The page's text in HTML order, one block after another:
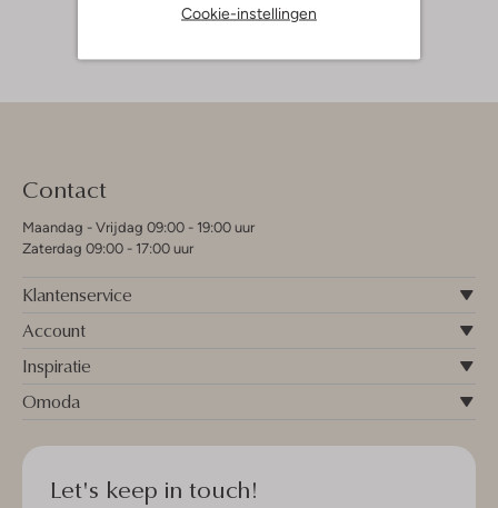
Cookie-instellingen
Contact
Maandag - Vrijdag 09:00 - 19:00 uur
Zaterdag 09:00 - 17:00 uur
Klantenservice
Account
Inspiratie
Omoda
Let's keep in touch!